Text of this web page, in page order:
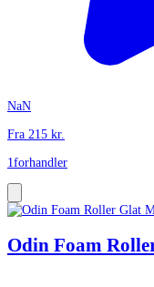
NaN
Fra 215 kr.
1forhandler
Odin Foam